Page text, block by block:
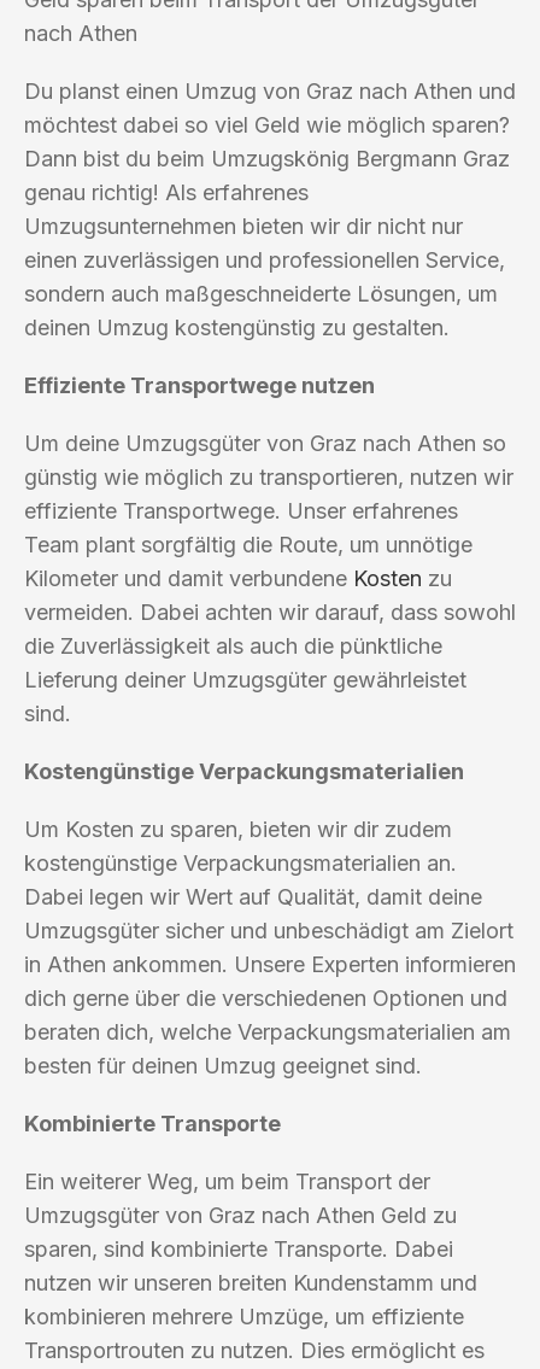
nach Athen
Du planst einen Umzug von Graz nach Athen und
möchtest dabei so viel Geld wie möglich sparen?
Dann bist du beim Umzugskönig Bergmann Graz
genau richtig! Als erfahrenes
Umzugsunternehmen bieten wir dir nicht nur
einen zuverlässigen und professionellen Service,
sondern auch maßgeschneiderte Lösungen, um
deinen Umzug kostengünstig zu gestalten.
Effiziente Transportwege nutzen
Um deine Umzugsgüter von Graz nach Athen so
günstig wie möglich zu transportieren, nutzen wir
effiziente Transportwege. Unser erfahrenes
Team plant sorgfältig die Route, um unnötige
Kilometer und damit verbundene Kosten zu
vermeiden. Dabei achten wir darauf, dass sowohl
die Zuverlässigkeit als auch die pünktliche
Lieferung deiner Umzugsgüter gewährleistet
sind.
Kostengünstige Verpackungsmaterialien
Um Kosten zu sparen, bieten wir dir zudem
kostengünstige Verpackungsmaterialien an.
Dabei legen wir Wert auf Qualität, damit deine
Umzugsgüter sicher und unbeschädigt am Zielort
in Athen ankommen. Unsere Experten informieren
dich gerne über die verschiedenen Optionen und
beraten dich, welche Verpackungsmaterialien am
besten für deinen Umzug geeignet sind.
Kombinierte Transporte
Ein weiterer Weg, um beim Transport der
Umzugsgüter von Graz nach Athen Geld zu
sparen, sind kombinierte Transporte. Dabei
nutzen wir unseren breiten Kundenstamm und
kombinieren mehrere Umzüge, um effiziente
Transportrouten zu nutzen. Dies ermöglicht es